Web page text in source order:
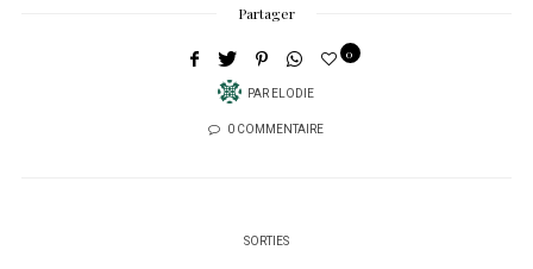
Partager
PAR ELODIE
0
0 COMMENTAIRE
SORTIES